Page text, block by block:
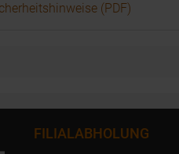
(PDF)
FILIALABHOLUNG